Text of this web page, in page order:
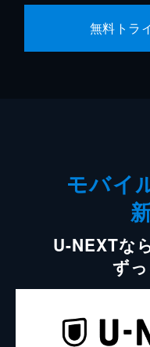
無料トラ
モバイ
U-NEXTな
ず